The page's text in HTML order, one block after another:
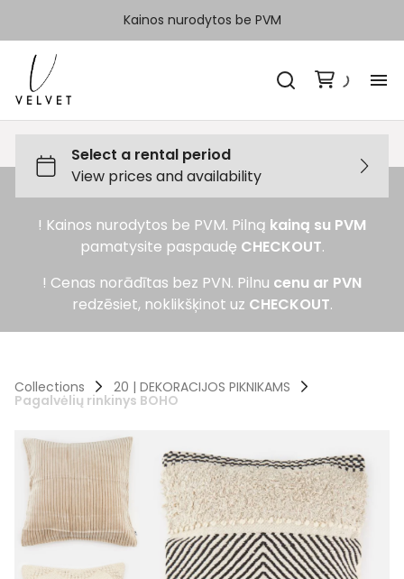
Kainos nurodytos be PVM
! Kainos nurodytos be PVM. Pilną kainą su PVM
pamatysite paspaudę CHECKOUT.
! Cenas norādītas bez PVN. Pilnu cenu ar PVN
redzēsiet, noklikšķinot uz CHECKOUT.
Collections 20 | DEKORACIJOS PIKNIKAMS
Pagalvėlių rinkinys BOHO